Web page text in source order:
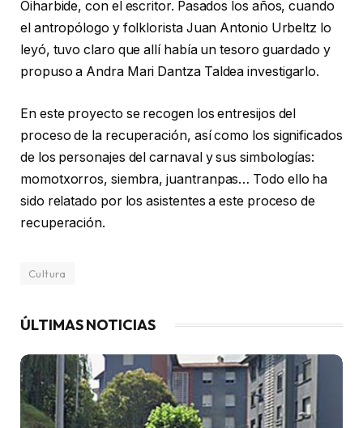
Oiharbide, con el escritor. Pasados los años, cuando
el antropólogo y folklorista Juan Antonio Urbeltz lo
leyó, tuvo claro que allí había un tesoro guardado y
propuso a Andra Mari Dantza Taldea investigarlo.
En este proyecto se recogen los entresijos del
proceso de la recuperación, así como los significados
de los personajes del carnaval y sus simbologías:
momotxorros, siembra, juantranpas… Todo ello ha
sido relatado por los asistentes a este proceso de
recuperación.
Cultura
ÚLTIMAS NOTICIAS